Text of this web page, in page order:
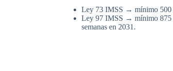
Ley 73 IMSS → mínimo 500
Ley 97 IMSS → mínimo 875
semanas en 2031.